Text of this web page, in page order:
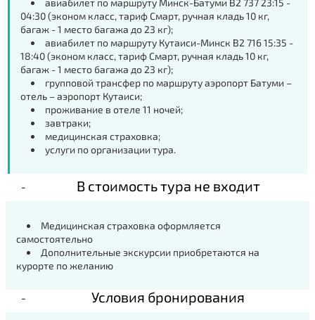
авиабилет по маршруту Минск-Батуми B2 737 23:15 -
04:30 (эконом класс, тариф Смарт, ручная кладь 10 кг,
багаж - 1 место багажа до 23 кг);
авиабилет по маршруту Кутаиси-Минск B2 716 15:35 -
18:40 (эконом класс, тариф Смарт, ручная кладь 10 кг,
багаж - 1 место багажа до 23 кг);
групповой трансфер по маршруту аэропорт Батуми –
отель – аэропорт Кутаиси;
проживание в отеле 11 ночей;
завтраки;
медицинская страховка;
услуги по организации тура.
В стоимость тура не входит
Медицинская страховка оформляется
самостоятельно
Дополнительные экскурсии приобретаются на
курорте по желанию
Условия бронирования